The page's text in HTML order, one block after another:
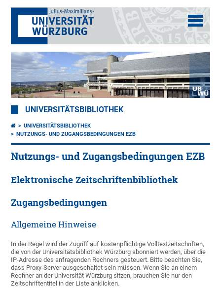
UNIVERSITÄTSBIBLIOTHEK
UNIVERSITÄTSBIBLIOTHEK
NUTZUNGS- UND ZUGANGSBEDINGUNGEN EZB
Nutzungs- und Zugangsbedingungen EZB
Elektronische Zeitschriftenbibliothek
Zugangsbedingungen
Allgemeine Hinweise
In der Regel wird der Zugriff auf kostenpflichtige Volltextzeitschriften,
die von der Universitätsbibliothek Würzburg abonniert werden, über die
IP-Adresse des anfragenden Rechners gesteuert. Bitte beachten Sie,
dass Proxy-Server ausgeschaltet sein müssen. Wenn Sie an einem
Rechner an der Universität Würzburg sitzen, brauchen Sie nur den
Zeitschriftentitel in der Liste anklicken.